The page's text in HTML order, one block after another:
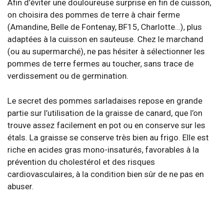
Afin d’éviter une douloureuse surprise en fin de cuisson,
on choisira des pommes de terre à chair ferme
(Amandine, Belle de Fontenay, BF15, Charlotte…), plus
adaptées à la cuisson en sauteuse. Chez le marchand
(ou au supermarché), ne pas hésiter à sélectionner les
pommes de terre fermes au toucher, sans trace de
verdissement ou de germination.
Le secret des pommes sarladaises repose en grande
partie sur l’utilisation de la graisse de canard, que l’on
trouve assez facilement en pot ou en conserve sur les
étals. La graisse se conserve très bien au frigo. Elle est
riche en acides gras mono-insaturés, favorables à la
prévention du cholestérol et des risques
cardiovasculaires, à la condition bien sûr de ne pas en
abuser.